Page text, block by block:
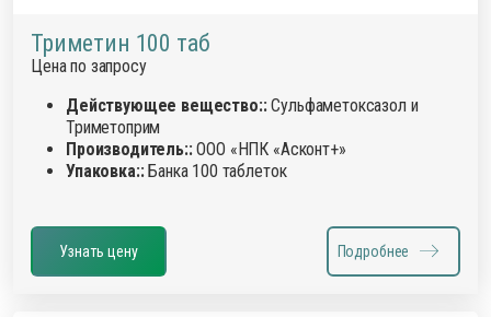
Триметин 100 таб
Цена по запросу
Действующее вещество::Сульфаметоксазол и
Триметоприм
Производитель::ООО «НПК «Асконт+»
Упаковка::Банка 100 таблеток
Узнать цену Подробнее